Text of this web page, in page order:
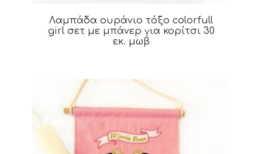
Λαμπάδα ουράνιο τόξο colorfull
girl σετ με μπάνερ για κορίτσι 30
εκ. μωβ